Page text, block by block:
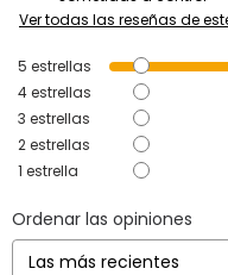
Ver todas las reseñas de
5 estrellas
4estrellas
3 estrellas
2estrellas
1 estrella
Ordenar las opiniones